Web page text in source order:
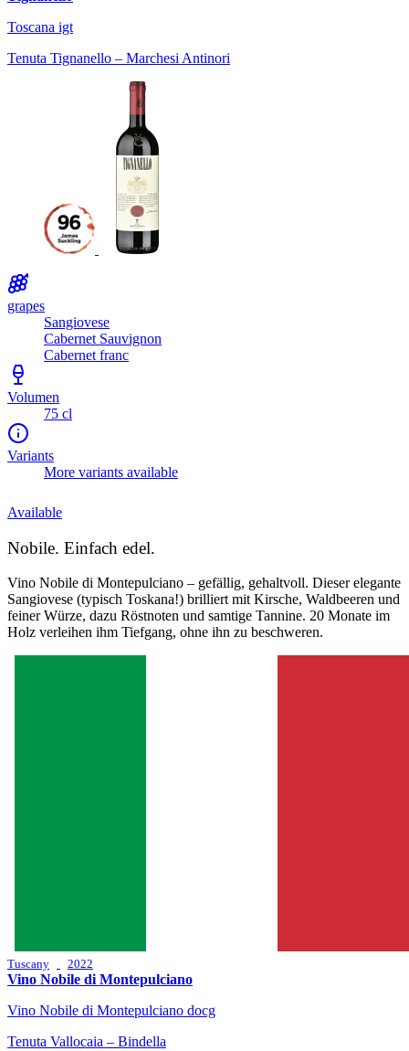
Toscana igt
Tenuta Tignanello – Marchesi Antinori
grapes
Sangiovese
Cabernet Sauvignon
Cabernet franc
Volumen
75 cl
Variants
More variants available
Available
Nobile. Einfach edel.
Vino Nobile di Montepulciano – gefällig, gehaltvoll. Dieser elegante
Sangiovese (typisch Toskana!) brilliert mit Kirsche, Waldbeeren und
feiner Würze, dazu Röstnoten und samtige Tannine. 20 Monate im
Holz verleihen ihm Tiefgang, ohne ihn zu beschweren.
Tuscany 2022
Vino Nobile di Montepulciano
Vino Nobile di Montepulciano docg
Tenuta Vallocaia – Bindella